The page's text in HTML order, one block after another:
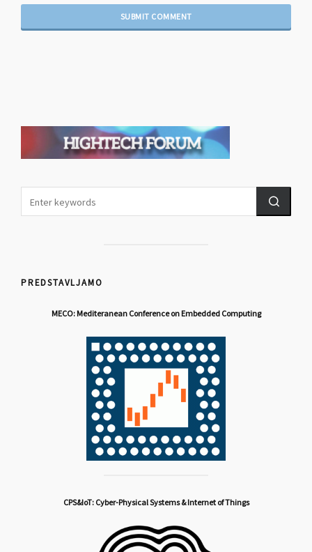
PREDSTAVLJAMO
MECO: Mediteranean Conference on Embedded Computing
CPS&IoT: Cyber-Physical Systems & Internet of Things